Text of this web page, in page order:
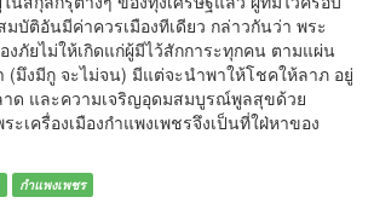
มบัติอันมีค่าควรเมืองทีเดียว กล่าวกันว่า พระ
งภัยไม่ให้เกิดแก่ผู้มีไว้สักการะทุกคน ตามแผ่น
(มึงมีกู จะไม่จน) มีแต่จะนำพาให้โชคให้ลาภ อยู่
าด และความเจริญอุดมสมบูรณ์พูลสุขด้วย
เครื่องเมืองกำแพงเพชรจึงเป็นที่ใฝ่หาของ
กำแพงเพชร